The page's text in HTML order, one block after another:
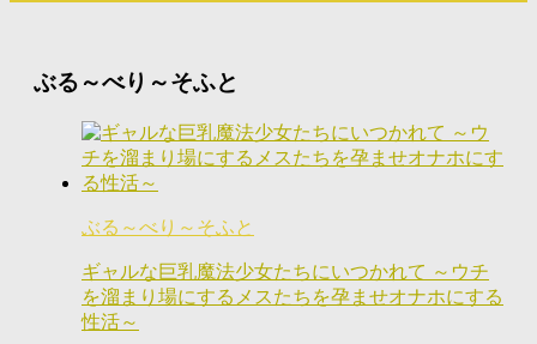
ぶる～べり～そふと
ぶる～べり～そふと
ギャルな巨乳魔法少女たちにいつかれて ～ウチ
を溜まり場にするメスたちを孕ませオナホにする
性活～